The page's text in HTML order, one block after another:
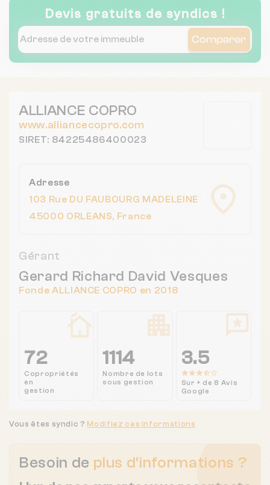
Devis gratuits de syndics !
Comparer
ALLIANCE COPRO
www.alliancecopro.com
SIRET: 84225486400023
Adresse
103 Rue DU FAUBOURG MADELEINE
45000 ORLEANS, France
Gérant
Gerard Richard David Vesques
Fonde ALLIANCE COPRO en 2018
72
Copropriétés
en
gestion
1114
Nombre de lots
sous gestion
3.5
Sur + de 8 Avis
Google
Besoin de plus d'informations ?
Vous êtes syndic ? Modifiez ces informations